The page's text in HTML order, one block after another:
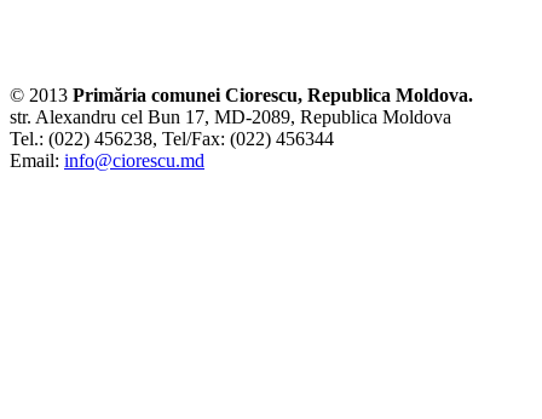
© 2013 Primăria comunei Ciorescu, Republica Moldova.
str. Alexandru cel Bun 17, MD-2089, Republica Moldova
Tel.: (022) 456238, Tel/Fax: (022) 456344
Email: info@ciorescu.md